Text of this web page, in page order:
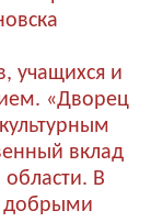
учащихся и
«Дворец
вклад
В
добрыми